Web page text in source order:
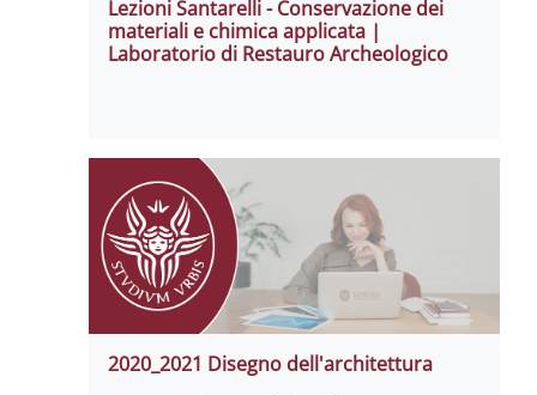
Lezioni Santarelli - Conservazione dei
materiali e chimica applicata |
Laboratorio di Restauro Archeologico
2020_2021 Disegno dell'architettura